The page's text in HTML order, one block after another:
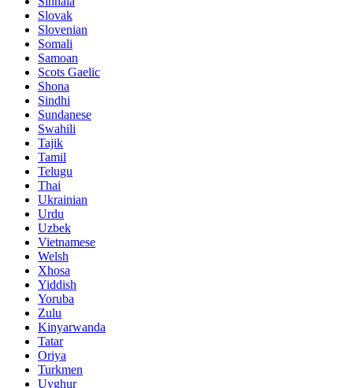
Slovak
Slovenian
Somali
Samoan
Scots Gaelic
Shona
Sindhi
Sundanese
Swahili
Tajik
Tamil
Telugu
Thai
Ukrainian
Urdu
Uzbek
Vietnamese
Welsh
Xhosa
Yiddish
Yoruba
Zulu
Kinyarwanda
Tatar
Oriya
Turkmen
Uyghur